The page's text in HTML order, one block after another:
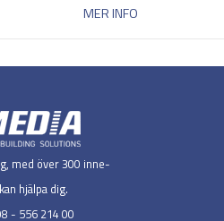
MER INFO
med över 300 inne-
hjälpa dig.
- 556 214 00